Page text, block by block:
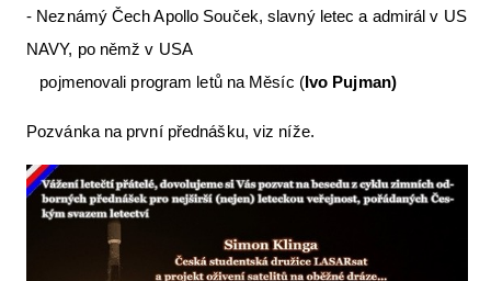
- Neznámý Čech Apollo Souček, slavný letec a admirál v US
NAVY, po němž v USA
pojmenovali program letů na Měsíc (Ivo Pujman)
Pozvánka na první přednášku, viz níže.